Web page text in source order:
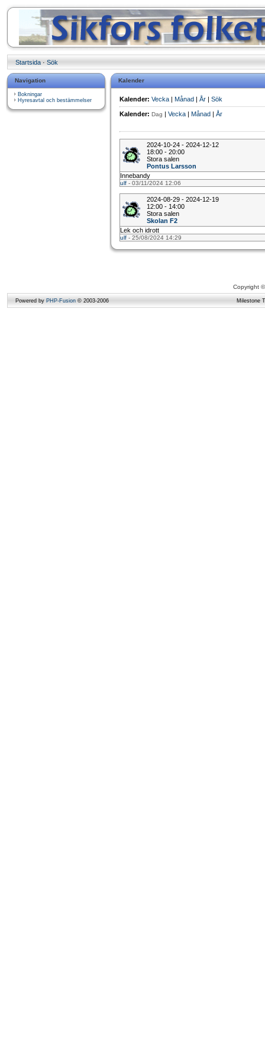
Startsida · Sök
Navigation
Bokningar
Hyresavtal och bestämmelser
Kalender
Kalender: Vecka | Månad | År | Sök
Kalender: Dag | Vecka | Månad | År
2024-10-24 - 2024-12-12
18:00 - 20:00
Stora salen
Pontus Larsson
Innebandy
ulf - 03/11/2024 12:06
2024-08-29 - 2024-12-19
12:00 - 14:00
Stora salen
Skolan F2
Lek och idrott
ulf - 25/08/2024 14:29
Copyright
Powered by PHP-Fusion © 2003-2006 Milestone